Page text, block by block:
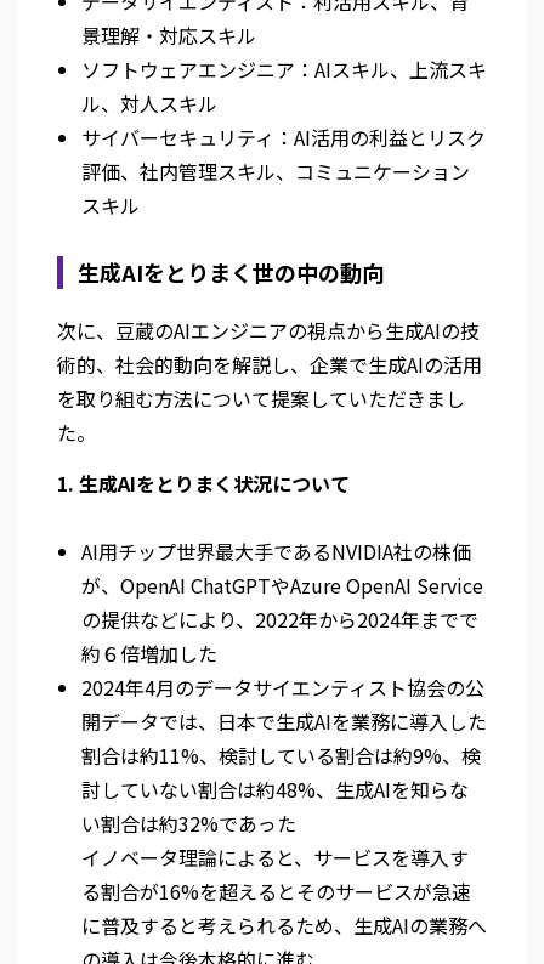
景理解・対応スキル
ソフトウェアエンジニア：AIスキル、上流スキ
ル、対人スキル
サイバーセキュリティ：AI活用の利益とリスク
評価、社内管理スキル、コミュニケーション
スキル
生成AIをとりまく世の中の動向
次に、豆蔵のAIエンジニアの視点から生成AIの技
術的、社会的動向を解説し、企業で生成AIの活用
を取り組む方法について提案していただきまし
た。
1. 生成AIをとりまく状況について
AI用チップ世界最大手であるNVIDIA社の株価
が、OpenAI ChatGPTやAzure OpenAI Service
の提供などにより、2022年から2024年までで
約６倍増加した
2024年4月のデータサイエンティスト協会の公
開データでは、日本で生成AIを業務に導入した
割合は約11%、検討している割合は約9%、検
討していない割合は約48%、生成AIを知らな
い割合は約32%であった
イノベータ理論によると、サービスを導入す
る割合が16%を超えるとそのサービスが急速
に普及すると考えられるため、生成AIの業務へ